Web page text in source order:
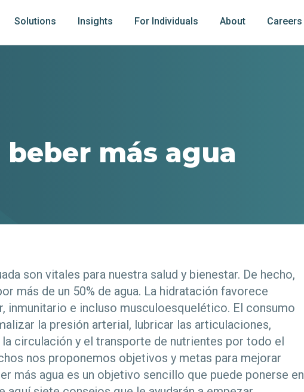
Solutions Insights For Individuals About Careers
beber más agua
son vitales para nuestra salud y bienestar. De hecho,
más de un 50% de agua. La hidratación favorece
inmunitario e incluso musculoesquelético. El consumo
la presión arterial, lubricar las articulaciones,
circulación y el transporte de nutrientes por todo el
nos proponemos objetivos y metas para mejorar
más agua es un objetivo sencillo que puede ponerse en